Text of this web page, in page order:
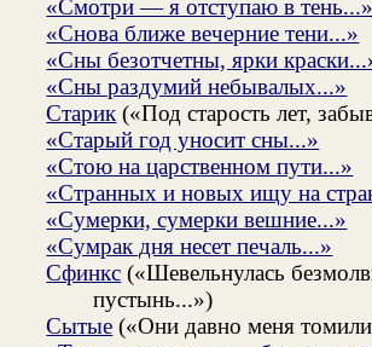
«Смотри — я отступаю в тень...»
«Снова ближе вечерние тени...»
«Сны безотчетны, ярки
«Сны раздумий небывалых...»
Старик («Под старость лет,
«Старый год уносит сны...»
«Стою на царственном пути...»
«Странных и новых ищу на
«Сумерки, сумерки вешние...»
«Сумрак дня несет печаль...»
Сфинкс («Шевельнулась
пустынь...»)
Сытые («Они давно меня